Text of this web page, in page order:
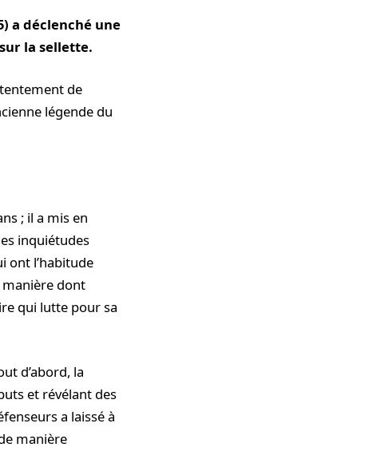
a déclenché une
la sellette.
de
légende du
; il a mis en
inquiétudes
ont l’habitude
manière dont
qui lutte pour sa
d’abord, la
et révélant des
a laissé à
manière